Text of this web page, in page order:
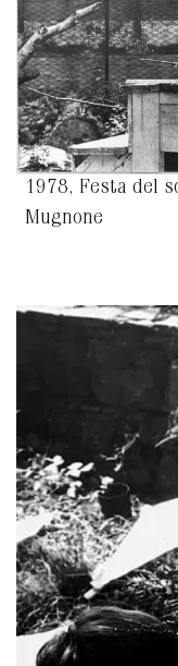
1978, Festa del
Mugnone